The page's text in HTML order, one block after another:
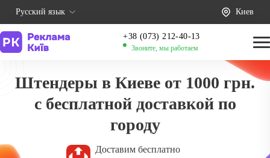
Русский язык Киев
+38 (073) 212-40-13
Звоните, мы работаем
Штендеры в Киеве от 1000 грн.
с бесплатной доставкой по
городу
Доставим бесплатно